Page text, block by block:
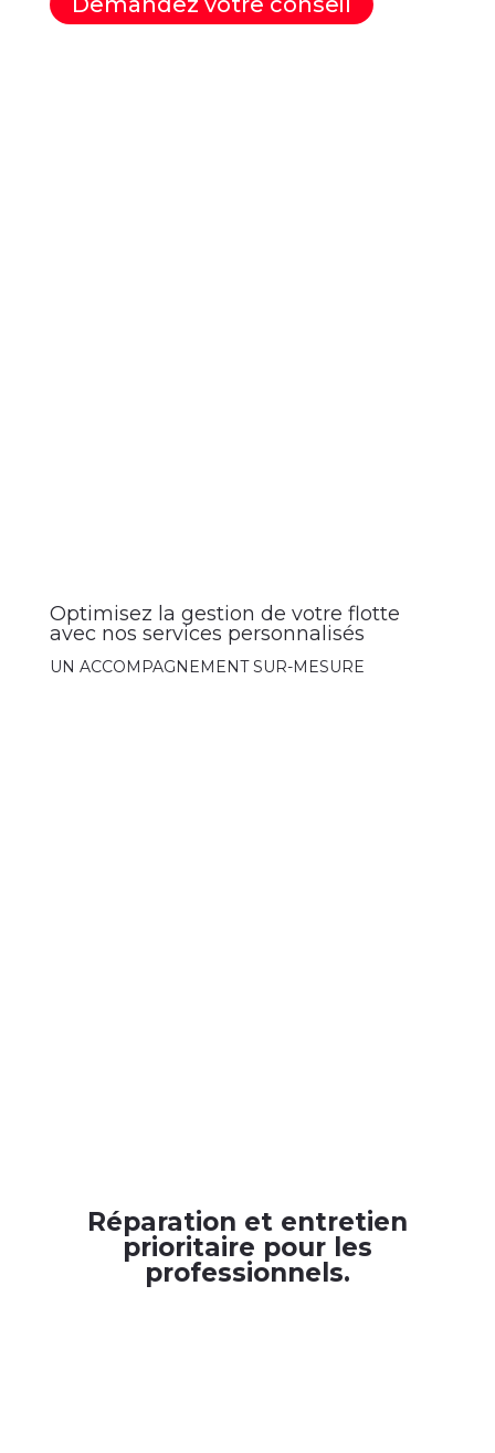
Optimisez la gestion de votre flotte
avec nos services personnalisés
UN ACCOMPAGNEMENT SUR-MESURE
Réparation et entretien
prioritaire pour les
professionnels.